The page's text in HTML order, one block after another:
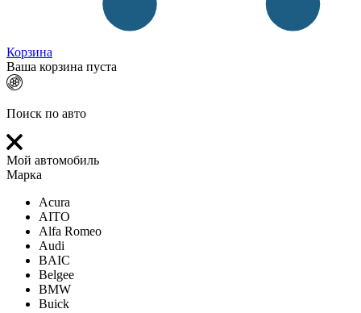
Корзина
Ваша корзина пуста
Поиск по авто
Мой автомобиль
Марка
Acura
AITO
Alfa Romeo
Audi
BAIC
Belgee
BMW
Buick